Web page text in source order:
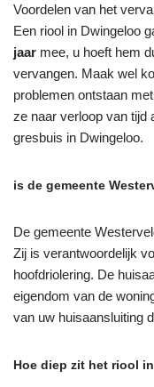
Voordelen van het
Een riool in Dwingeloo
jaar mee, u hoeft hem
vervangen. Maak wel
problemen ontstaan
ze naar verloop van tijd
gresbuis in Dwingeloo.
is de gemeente
De gemeente
Zij is verantwoordelijk
hoofdriolering. De
eigendom van de
van uw huisaansluiting
Hoe diep zit het riool